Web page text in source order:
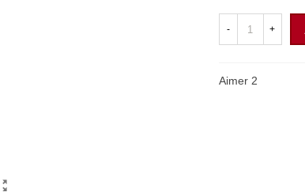
- +
Aimer 2